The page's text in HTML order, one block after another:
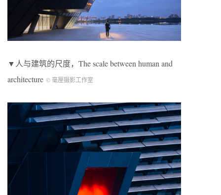
▼人与建筑的尺度，The scale between human and
architecture © 毫厘摄影工作室